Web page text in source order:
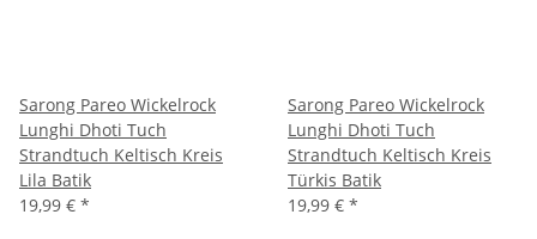
Sarong Pareo Wickelrock
Lunghi Dhoti Tuch
Strandtuch Keltisch Kreis
Lila Batik
19,99 € *
Sarong Pareo Wickelrock
Lunghi Dhoti Tuch
Strandtuch Keltisch Kreis
Türkis Batik
19,99 € *